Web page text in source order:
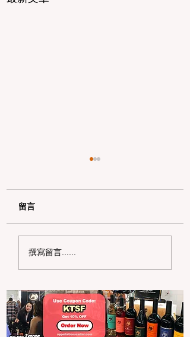
用 Clipper START 乘
留言
撰寫留言......